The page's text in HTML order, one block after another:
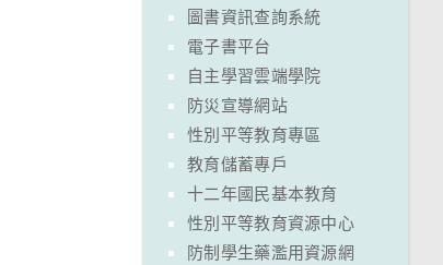
圖書資訊查詢系統
電子書平台
自主學習雲端學院
防災宣導網站
性別平等教育專區
教育儲蓄專戶
十二年國民基本教育
性別平等教育資源中心
防制學生藥濫用資源網